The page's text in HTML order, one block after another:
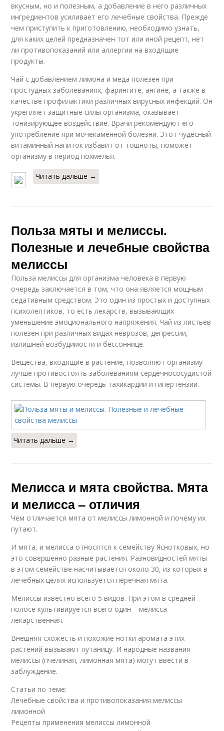
вкусным, но и полезным, а добавление в него различных
ингредиентов усиливает его лечебные свойства. Прежде
чем приступить к приготовлению, необходимо узнать,
для каких целей предназначен тот или иной рецепт, нет
ли противопоказаний или аллергии на входящие
продукты.
Чай с добавлением лимона и меда полезен при
простудных заболеваниях, фарингите, ангине, а также в
качестве профилактики различных вирусных инфекций. Он
укрепляет защитные силы организма, оказывает
тонизирующее воздействие. Врачи рекомендуют его
употребление при мочекаменной болезни. Этот чудесный
витаминный напиток избавит от тошноты, поможет
организму в период похмелья.
Читать дальше →
Польза мяты и мелиссы.
Полезные и лечебные свойства
мелиссы
Польза мелиссы для организма человека в первую
очередь заключается в том, что она является мощным
седативным средством. Это один из простых и доступных
психолептиков, то есть лекарств, вызывающих
уменьшение эмоционального напряжения. Чай из листьев
полезен при различных видах неврозов, депрессии,
излишней возбудимости и бессоннице.
Вещества, входящие в растение, позволяют организму
лучше противостоять заболеваниям сердечнососудистой
системы. В первую очередь тахикардии и гипертензии.
Читать дальше →
Мелисса и мята свойства. Мята
и мелисса – отличия
Чем отличается мята от мелиссы лимонной и почему их
путают.
И мята, и мелисса относятся к семейству Яснотковых, но
это совершенно разные растения. Разновидностей мяты
в этом семействе насчитывается около 30, из которых в
лечебных целях используется перечная мята.
Мелиссы известно всего 5 видов. При этом в средней
полосе культивируется всего один – мелисса
лекарственная.
Внешняя схожесть и похожие нотки аромата этих
растений вызывают путаницу. И народные названия
мелиссы (пчелиная, лимонная мята) могут ввести в
заблуждение.
Статьи по теме:
Лечебные свойства и противопоказания мелиссы
лимонной
Рецепты применения мелиссы лимонной